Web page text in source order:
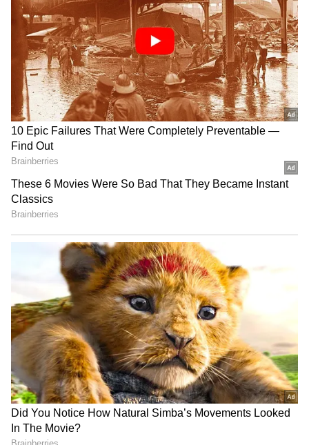
2
4
கடந்த 2005ம் ஆண்டு பிரபல இயக்குனர்
திரைப்படம் தான் "கஜினி". தமிழ் திரை
உலகில், மனரீதியான ஒரு விசித்திர நோய்
உள்ள ஹீரோ ஒருவர் தன் காதலியை
கொன்றவர்களை தேடி தேடி தீர்த்துக்கட்டும்
ஹீரோவின் கதையாகி வெளியாகி
ஹிட்டான ஒரு படம். சஞ்சய் ராமசாமி
மற்றும் கஜினி என்று இரு வேறு
பரிணாமங்களில் நடித்து சூர்யா
அசத்தியிருப்பார். ஏ.ஆர் முருகதாஸின்
நேர்த்தியான திரைக்கதை அமைப்பு இந்த